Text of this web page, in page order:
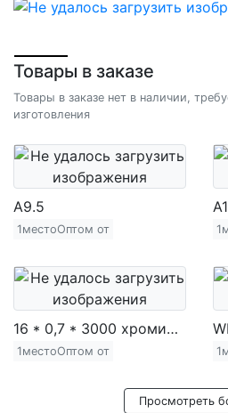
Товары в заказе
Товары в заказе нет в наличии,
изготовления
A9.5
1местоОптом от
16 * 0,7 * 3000 хромированная железная труба (720 г)
1местоОптом от
Просмотреть